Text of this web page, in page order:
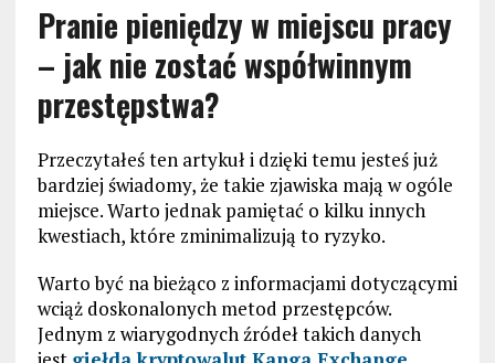
Pranie pieniędzy w miejscu pracy
– jak nie zostać współwinnym
przestępstwa?
Przeczytałeś ten artykuł i dzięki temu jesteś już
bardziej świadomy, że takie zjawiska mają w ogóle
miejsce. Warto jednak pamiętać o kilku innych
kwestiach, które zminimalizują to ryzyko.
Warto być na bieżąco z informacjami dotyczącymi
wciąż doskonalonych metod przestępców.
Jednym z wiarygodnych źródeł takich danych